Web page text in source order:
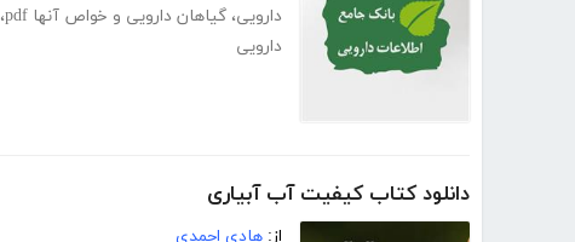
دارویی، گیاهان دارویی و خواص آنها pdf ،
دارویی
دانلود کتاب کیفیت آب آبیاری
از: هادی احمدی